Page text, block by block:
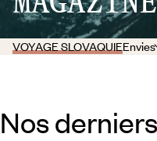
VOYAGE SLOVAQUIEEnvies
Nos